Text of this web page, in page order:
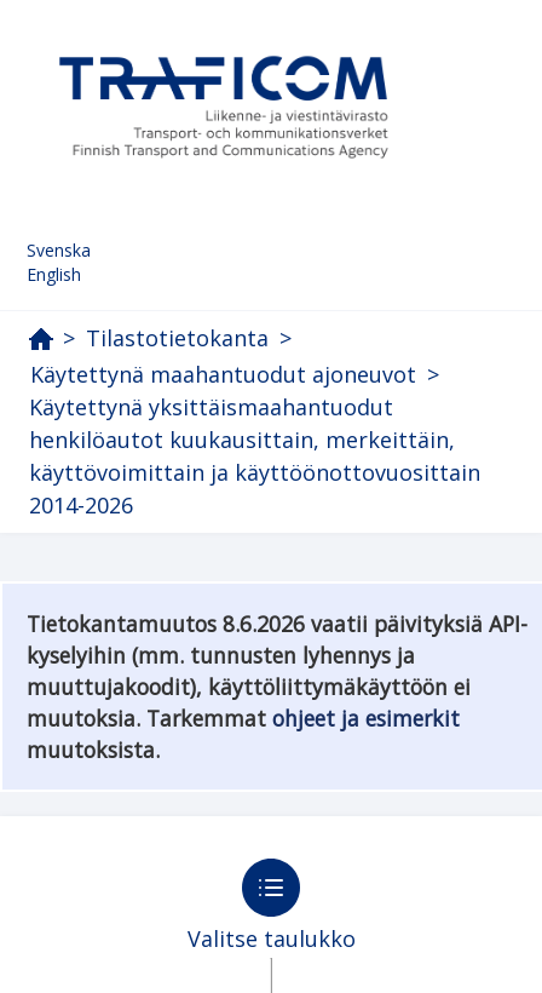
Svenska
English
> Tilastotietokanta >
Käytettynä maahantuodut ajoneuvot >
Käytettynä yksittäismaahantuodut
henkilöautot kuukausittain, merkeittäin,
käyttövoimittain ja käyttöönottovuosittain
2014-2026
Tietokantamuutos 8.6.2026 vaatii päivityksiä API-
kyselyihin (mm. tunnusten lyhennys ja
muuttujakoodit), käyttöliittymäkäyttöön ei
muutoksia. Tarkemmat ohjeet ja esimerkit
muutoksista.
Valitse taulukko